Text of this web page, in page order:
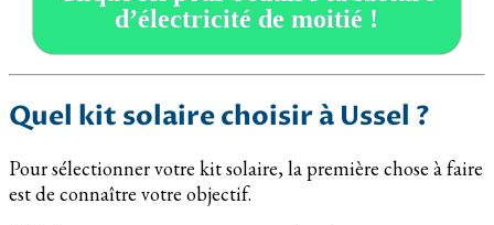
d’électricité de moitié !
Quel kit solaire choisir à Ussel ?
Pour sélectionner votre kit solaire, la première chose à faire
est de connaître votre objectif.